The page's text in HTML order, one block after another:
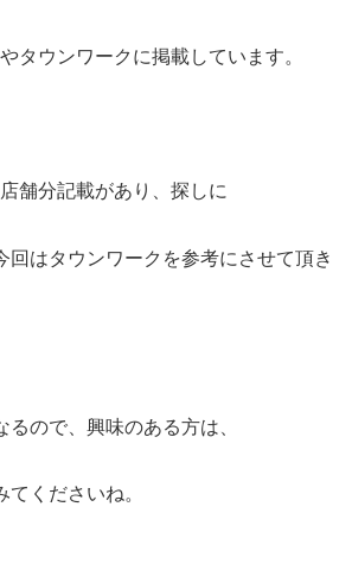
タウンワークに掲載しています。
舗分記載があり、探しに
回はタウンワークを参考にさせて頂き
るので、興味のある方は、
くださいね。